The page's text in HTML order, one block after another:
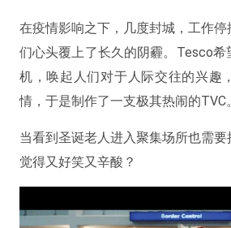
在疫情影响之下，几度封城，工作停
们心头覆上了长久的阴霾。Tesco希
机，唤起人们对于人际交往的兴趣
情，于是制作了一支极其热闹的TVC。
当看到圣诞老人进入聚集场所也需
觉得又好笑又辛酸？